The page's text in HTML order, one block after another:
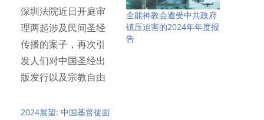
深圳法院近日开庭审
理两起涉及民间圣经
传播的案子，再次引
发人们对中国圣经出
版发行以及宗教自由
全能神教会遭受中共政府
镇压迫害的2024年年度报
告
2024展望: 中国基督徒面